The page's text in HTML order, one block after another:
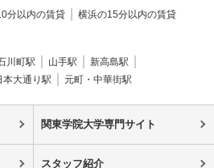
分以内の賃貸 横浜の15分以内の賃貸
川町駅 山手駅
新高島駅
本大通り駅 元町・中華街駅
関東学院大学専門サイト
スタッフ紹介